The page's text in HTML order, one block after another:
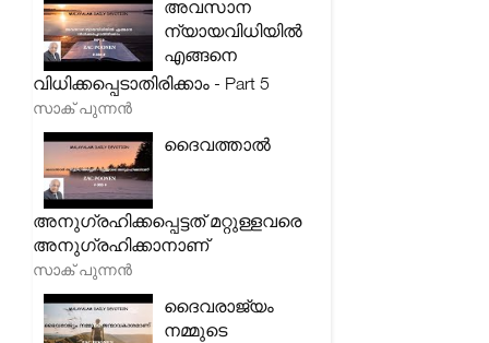
അവസാന
ന്യായവിധിയിൽ
എങ്ങനെ
വിധിക്കപ്പെടാതിരിക്കാം - Part 5
സാക് പുന്നൻ
ദൈവത്താൽ
അനുഗ്രഹിക്കപ്പെട്ടത് മറ്റുള്ളവരെ
അനുഗ്രഹിക്കാനാണ്
സാക് പുന്നൻ
ദൈവരാജ്യം
നമ്മുടെ